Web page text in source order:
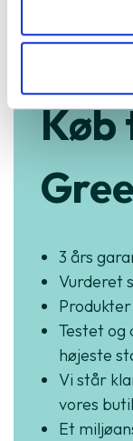
Køb
3 års
Vurderet
Testet
højeste
Vi står
vores
Et